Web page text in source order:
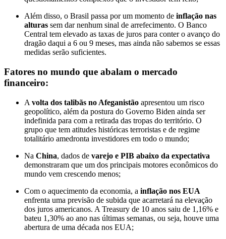
Além disso, o Brasil passa por um momento de inflação nas
alturas sem dar nenhum sinal de arrefecimento. O Banco
Central tem elevado as taxas de juros para conter o avanço do
dragão daqui a 6 ou 9 meses, mas ainda não sabemos se essas
medidas serão suficientes.
Fatores no mundo que abalam o mercado
financeiro:
A volta dos talibãs no Afeganistão apresentou um risco
geopolítico, além da postura do Governo Biden ainda ser
indefinida para com a retirada das tropas do território. O
grupo que tem atitudes históricas terroristas e de regime
totalitário amedronta investidores em todo o mundo;
Na China, dados de varejo e PIB abaixo da expectativa
demonstraram que um dos principais motores econômicos do
mundo vem crescendo menos;
Com o aquecimento da economia, a inflação nos EUA
enfrenta uma previsão de subida que acarretará na elevação
dos juros americanos. A Treasury de 10 anos saiu de 1,16% e
bateu 1,30% ao ano nas últimas semanas, ou seja, houve uma
abertura de uma década nos EUA;